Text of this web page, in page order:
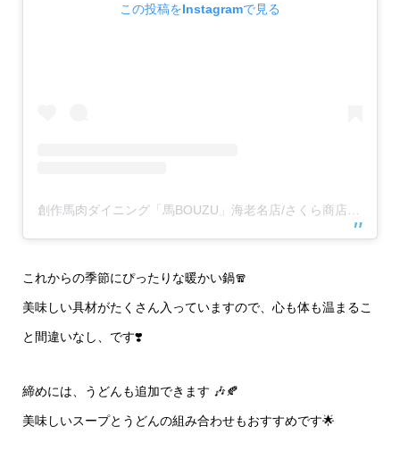
この投稿をInstagramで見る
これからの季節にぴったりな暖かい鍋🧣
美味しい具材がたくさん入っていますので、心も体も温まるこ
と間違いなし、です❣️
締めには、うどんも追加できます 🎶🍂
美味しいスープとうどんの組み合わせもおすすめです🌟